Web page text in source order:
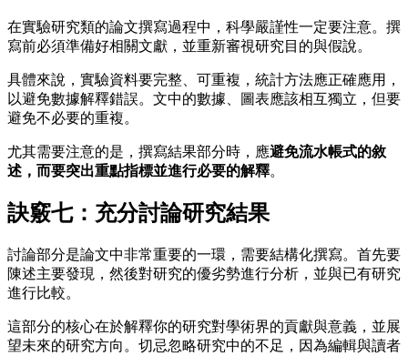
在實驗研究類的論文撰寫過程中，科學嚴謹性一定要注意。撰
寫前必須準備好相關文獻，並重新審視研究目的與假說。
具體來說，實驗資料要完整、可重複，統計方法應正確應用，
以避免數據解釋錯誤。文中的數據、圖表應該相互獨立，但要
避免不必要的重複。
尤其需要注意的是，撰寫結果部分時，應避免流水帳式的敘
述，而要突出重點指標並進行必要的解釋。
訣竅七：充分討論研究結果
討論部分是論文中非常重要的一環，需要結構化撰寫。首先要
陳述主要發現，然後對研究的優劣勢進行分析，並與已有研究
進行比較。
這部分的核心在於解釋你的研究對學術界的貢獻與意義，並展
望未來的研究方向。切忌忽略研究中的不足，因為編輯與讀者